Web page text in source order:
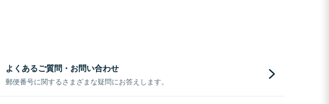
よくあるご質問・お問い合わせ
郵便番号に関するさまざまな疑問にお答えします。